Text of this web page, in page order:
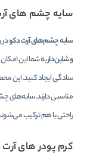
سایه چشم‌ های
سایه چشم‌های آرت دکو
و شاین‌داربه شما این
سادگی ایجاد کنید. این
مناسبی دارند. سایه‌های
راحتی با هم ترکیب
کرم پودر های